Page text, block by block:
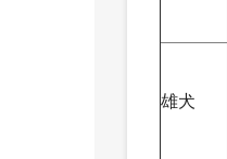
雄犬